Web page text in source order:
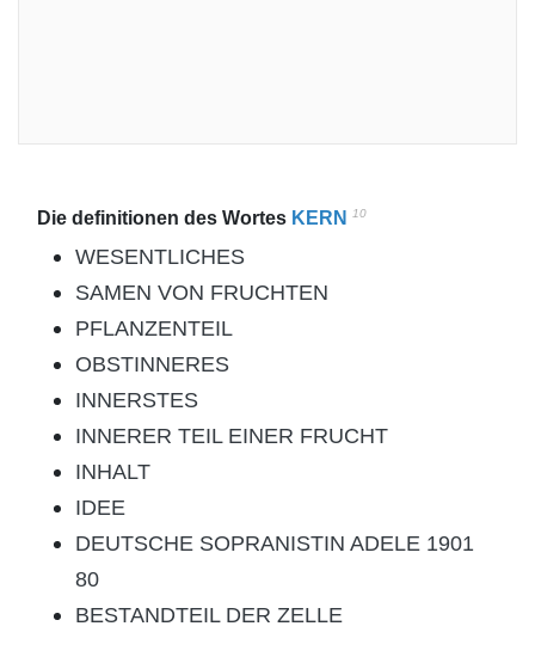
Die definitionen des Wortes KERN 10
WESENTLICHES
SAMEN VON FRUCHTEN
PFLANZENTEIL
OBSTINNERES
INNERSTES
INNERER TEIL EINER FRUCHT
INHALT
IDEE
DEUTSCHE SOPRANISTIN ADELE 1901
80
BESTANDTEIL DER ZELLE